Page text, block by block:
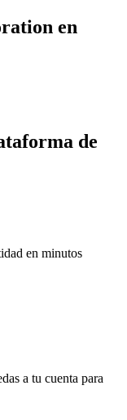
en
de
en minutos
a tu cuenta para